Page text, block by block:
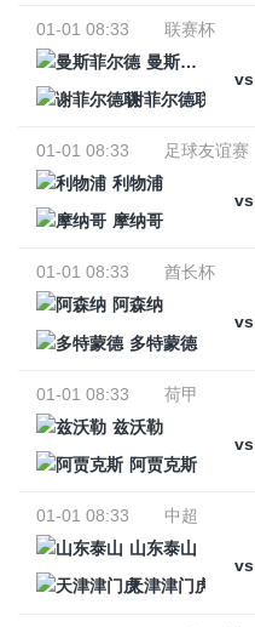
01-01 08:33
联赛杯
曼斯菲尔德
vs
谢菲尔德联
01-01 08:33
足球友谊赛
利物浦
vs
摩纳哥
01-01 08:33
酋长杯
阿森纳
vs
多特蒙德
01-01 08:33
荷甲
兹沃勒
vs
阿贾克斯
01-01 08:33
中超
山东泰山
vs
天津津门虎